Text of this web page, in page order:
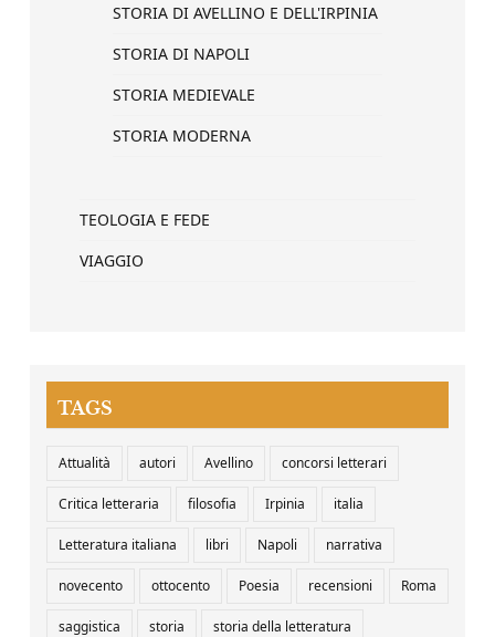
STORIA DI AVELLINO E DELL'IRPINIA
STORIA DI NAPOLI
STORIA MEDIEVALE
STORIA MODERNA
TEOLOGIA E FEDE
VIAGGIO
TAGS
Attualità autori Avellino concorsi letterari
Critica letteraria filosofia Irpinia italia
Letteratura italiana libri Napoli narrativa
novecento ottocento Poesia recensioni Roma
saggistica storia storia della letteratura